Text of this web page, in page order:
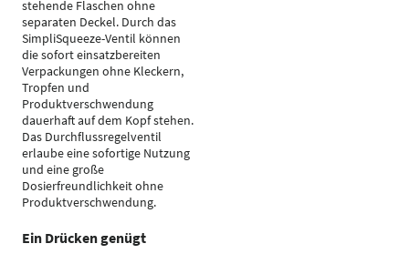
stehende Flaschen ohne
separaten Deckel. Durch das
SimpliSqueeze-Ventil können
die sofort einsatzbereiten
Verpackungen ohne Kleckern,
Tropfen und
Produktverschwendung
dauerhaft auf dem Kopf stehen.
Das Durchflussregelventil
erlaube eine sofortige Nutzung
und eine große
Dosierfreundlichkeit ohne
Produktverschwendung.
Ein Drücken genügt